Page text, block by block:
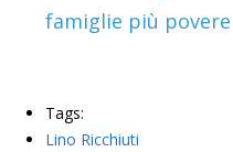
famiglie più povere
Tags:
Lino Ricchiuti